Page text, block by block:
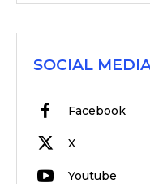
SOCIAL
Facebook
X
Youtube